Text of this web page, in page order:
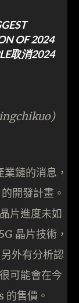
OF 2024
取消2024
鏈的消息，
開發計畫。
片進度未如
晶片技術，
外有分析認
可能會在今
售價。